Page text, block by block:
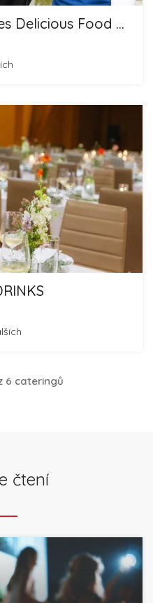
Mummies and Daddies Delicious Food and Cheesecakes
6 cateringů
čtení